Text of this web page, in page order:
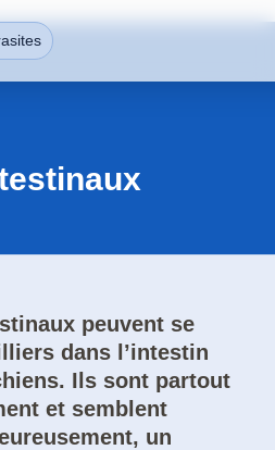
peuvent se
dans l’intestin
Ils sont partout
et semblent
un